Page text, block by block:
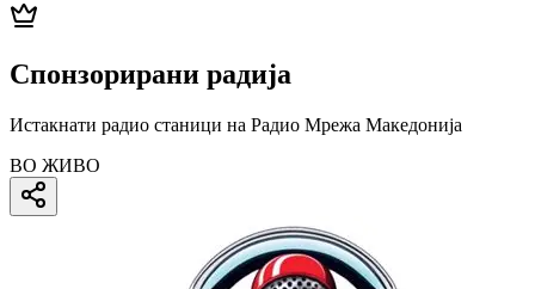
Спонзорирани радија
Истакнати радио станици на Радио Мрежа Македонија
ВО ЖИВО